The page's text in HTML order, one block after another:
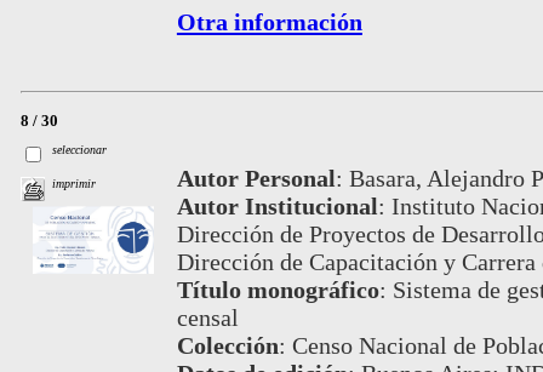
Otra información
8 / 30
seleccionar
imprimir Autor Personal: Basara, Alejandro
Autor Institucional: Instituto
Dirección de Proyectos de
Dirección de Capacitación y Carrera
Título monográfico: Sistema de
censal
Colección: Censo Nacional de